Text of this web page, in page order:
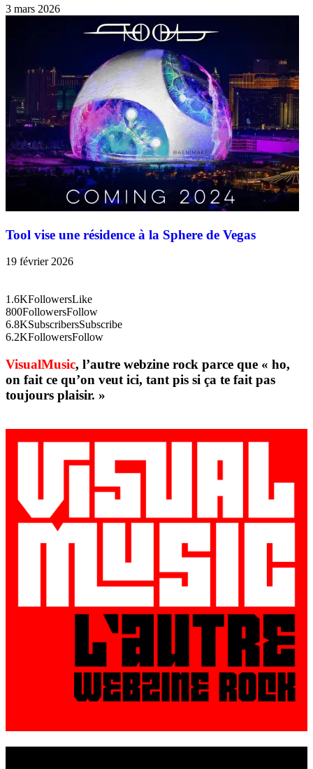
3 mars 2026
Tool vise une résidence à la Sphere de Vegas
19 février 2026
1.6KFollowersLike
800FollowersFollow
6.8KSubscribersSubscribe
6.2KFollowersFollow
VisualMusic, l’autre webzine rock parce que « ho,
on fait ce qu’on veut ici, tant pis si ça te fait pas
toujours plaisir. »